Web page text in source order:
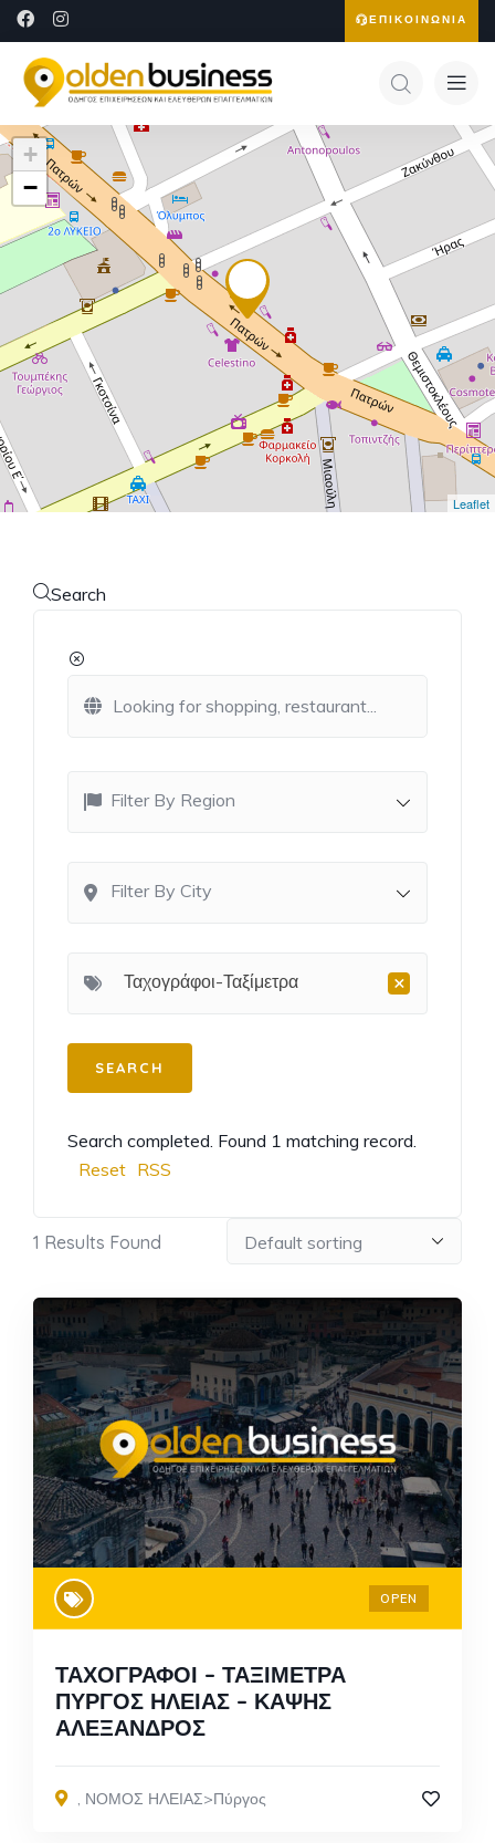
ΕΠΙΚΟΙΝΩΝΙΑ
+
−
Leaflet
Search
Filter By Region
Filter By City
×
Ταχογράφοι-Ταξίμετρα
Search completed. Found 1 matching record.
Reset RSS
1 Results Found
OPEN
ΤΑΧΟΓΡΑΦΟΙ – ΤΑΞΙΜΕΤΡΑ
ΠΥΡΓΟΣ ΗΛΕΙΑΣ – ΚΑΨΗΣ
ΑΛΕΞΑΝΔΡΟΣ
, ΝΟΜΟΣ ΗΛΕΙΑΣ>Πύργος